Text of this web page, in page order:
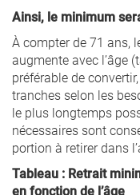
Ainsi, le minimum
À compter de 71 ans,
augmente avec l’âge
préférable de
tranches selon les
le plus longtemps
nécessaires sont
portion à retirer dans
Tableau : Retrait
en fonction de l’âge